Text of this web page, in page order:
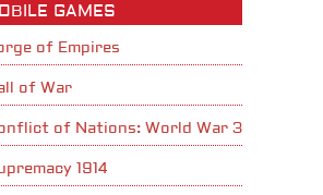
GAMES
of Empires
of War
of Nations: World War 3
1914